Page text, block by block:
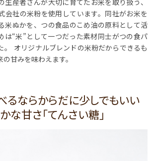
生産者さんが大切に育てたお米を取り扱う、
会社の米粉を使用しています。 同社がお米を
米ぬかを、つの食品のこめ油の原料として活
は“米”として一つだった素材同士がつの食パ
。 オリジナルブレンドの米粉だからできるも
甘みを味わえます。
るならからだに少しでもいい
な甘さ「てんさい糖」